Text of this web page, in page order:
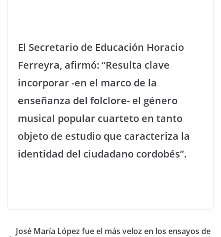
El Secretario de Educación Horacio
Ferreyra, afirmó: “Resulta clave
incorporar -en el marco de la
enseñanza del folclore- el género
musical popular cuarteto en tanto
objeto de estudio que caracteriza la
identidad del ciudadano cordobés”.
José María López fue el más veloz en los ensayos de